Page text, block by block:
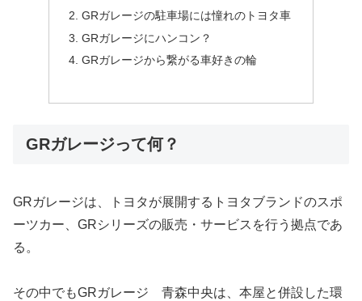
GRガレージの駐車場には憧れのトヨタ車
GRガレージにハンコン？
GRガレージから繋がる車好きの輪
GRガレージって何？
GRガレージは、トヨタが展開するトヨタブランドのスポ
ーツカー、GRシリーズの販売・サービスを行う拠点であ
る。
その中でもGRガレージ 青森中央は、本屋と併設した環